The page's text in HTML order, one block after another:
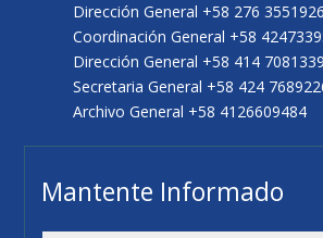
Dirección General +58 276 3551926
Coordinación General +58
Dirección General +58 414 7081339
Secretaria General +58 424
Archivo General +58 4126609484
Mantente Informado